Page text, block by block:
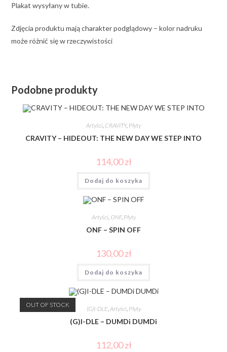
Plakat wysyłany w tubie.
Zdjęcia produktu mają charakter podglądowy – kolor nadruku
może różnić się w rzeczywistości
Podobne produkty
Artyści, CRAVITY, Płyty
CRAVITY – HIDEOUT: THE NEW DAY WE STEP INTO
114,00zł
Dodaj do koszyka
Artyści, ONF, Płyty
ONF – SPIN OFF
130,00zł
Dodaj do koszyka
OUT OF STOCK
(G)I-DLE,Artyści, Płyty
(G)I-DLE – DUMDi DUMDi
112,00zł